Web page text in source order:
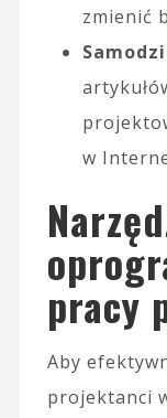
zmienić
w
pracy
Aby
projektanci